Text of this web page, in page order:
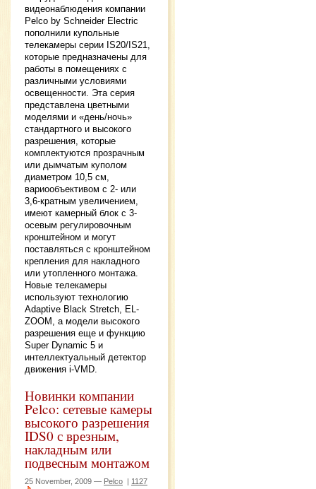
видеонаблюдения компании
Pelco by Schneider Electric
пополнили купольные
телекамеры серии IS20/IS21,
которые предназначены для
работы в помещениях с
различными условиями
освещенности. Эта серия
представлена цветными
моделями и «день/ночь»
стандартного и высокого
разрешения, которые
комплектуются прозрачным
или дымчатым куполом
диаметром 10,5 см,
вариообъективом с 2- или
3,6-кратным увеличением,
имеют камерный блок с 3-
осевым регулировочным
кронштейном и могут
поставляться с кронштейном
крепления для накладного
или утопленного монтажа.
Новые телекамеры
используют технологию
Adaptive Black Stretch, EL-
ZOOM, а модели высокого
разрешения еще и функцию
Super Dynamic 5 и
интеллектуальный детектор
движения i-VMD.
Новинки компании
Pelco: сетевые камеры
высокого разрешения
IDS0 с врезным,
накладным или
подвесным монтажом
25 November, 2009 — Pelco | 1127